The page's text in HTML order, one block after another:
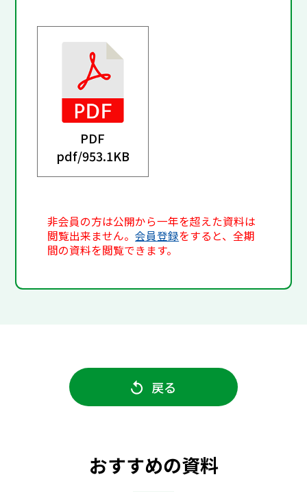
PDF
pdf/953.1KB
非会員の方は公開から一年を超えた資料は
閲覧出来ません。会員登録をすると、全期
間の資料を閲覧できます。
戻る
おすすめの資料